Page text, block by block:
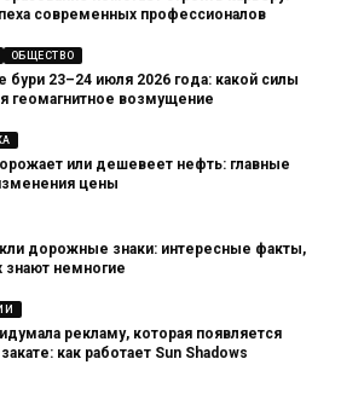
современных профессионалов
ОБЩЕСТВО
бури 23–24 июля 2026 года: какой силы
геомагнитное возмущение
или дешевеет нефть: главные
цены
дорожные знаки: интересные факты,
знают немногие
рекламу, которая появляется
как работает Sun Shadows